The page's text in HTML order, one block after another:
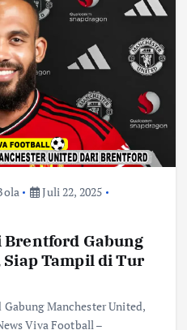
Juli 22, 2025
Gabung
Tampil di Tur
Manchester United,
Viva Football –